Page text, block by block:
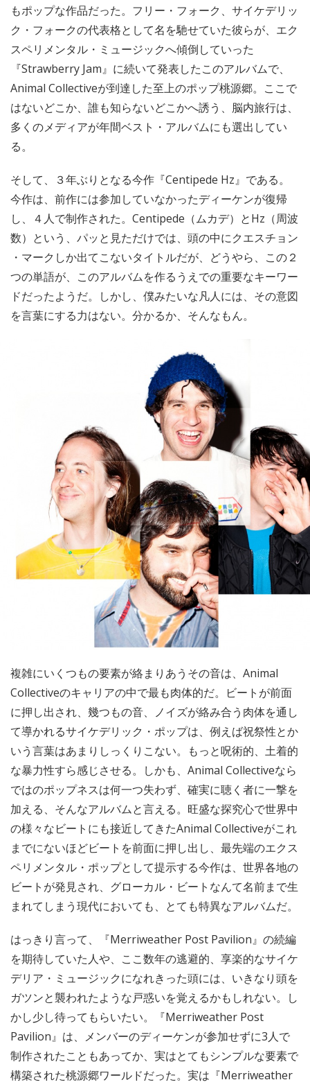
もポップな作品だった。フリー・フォーク、サイケデリッ
ク・フォークの代表格として名を馳せていた彼らが、エク
スペリメンタル・ミュージックへ傾倒していった
『Strawberry Jam』に続いて発表したこのアルバムで、
Animal Collectiveが到達した至上のポップ桃源郷。ここで
はないどこか、誰も知らないどこかへ誘う、脳内旅行は、
多くのメディアが年間ベスト・アルバムにも選出してい
る。
そして、３年ぶりとなる今作『Centipede Hz』である。
今作は、前作には参加していなかったディーケンが復帰
し、４人で制作された。Centipede（ムカデ）とHz（周波
数）という、パッと見ただけでは、頭の中にクエスチョン
・マークしか出てこないタイトルだが、どうやら、この２
つの単語が、このアルバムを作るうえでの重要なキーワー
ドだったようだ。しかし、僕みたいな凡人には、その意図
を言葉にする力はない。分かるか、そんなもん。
複雑にいくつもの要素が絡まりあうその音は、Animal
Collectiveのキャリアの中で最も肉体的だ。ビートが前面
に押し出され、幾つもの音、ノイズが絡み合う肉体を通し
て導かれるサイケデリック・ポップは、例えば祝祭性とか
いう言葉はあまりしっくりこない。もっと呪術的、土着的
な暴力性すら感じさせる。しかも、Animal Collectiveなら
ではのポップネスは何一つ失わず、確実に聴く者に一撃を
加える、そんなアルバムと言える。旺盛な探究心で世界中
の様々なビートにも接近してきたAnimal Collectiveがこれ
までにないほどビートを前面に押し出し、最先端のエクス
ペリメンタル・ポップとして提示する今作は、世界各地の
ビートが発見され、グローカル・ビートなんて名前まで生
まれてしまう現代においても、とても特異なアルバムだ。
はっきり言って、『Merriweather Post Pavilion』の続編
を期待していた人や、ここ数年の逃避的、享楽的なサイケ
デリア・ミュージックになれきった頭には、いきなり頭を
ガツンと襲われたような戸惑いを覚えるかもしれない。し
かし少し待ってもらいたい。『Merriweather Post
Pavilion』は、メンバーのディーケンが参加せずに3人で
制作されたこともあってか、実はとてもシンプルな要素で
構築された桃源郷ワールドだった。実は『Merriweather